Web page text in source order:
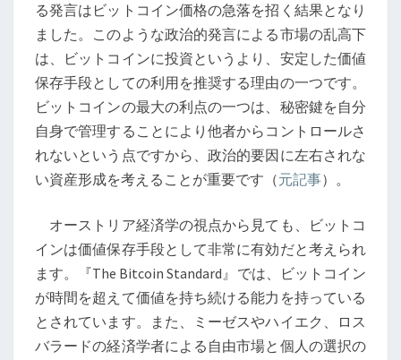
る発言はビットコイン価格の急落を招く結果となり
ました。このような政治的発言による市場の乱高下
は、ビットコインに投資というより、安定した価値
保存手段としての利用を推奨する理由の一つです。
ビットコインの最大の利点の一つは、秘密鍵を自分
自身で管理することにより他者からコントロールさ
れないという点ですから、政治的要因に左右されな
い資産形成を考えることが重要です（元記事）。
オーストリア経済学の視点から見ても、ビットコ
インは価値保存手段として非常に有効だと考えられ
ます。『The Bitcoin Standard』では、ビットコイン
が時間を超えて価値を持ち続ける能力を持っている
とされています。また、ミーゼスやハイエク、ロス
バラードの経済学者による自由市場と個人の選択の